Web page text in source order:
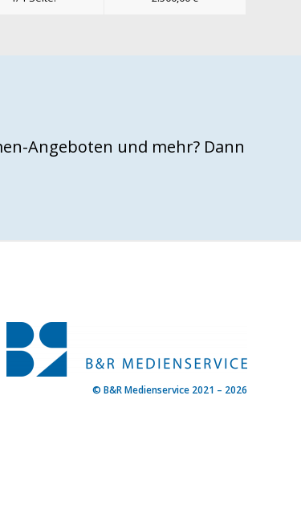
Angeboten und mehr? Dann
© B&R Medienservice 2021 – 2026